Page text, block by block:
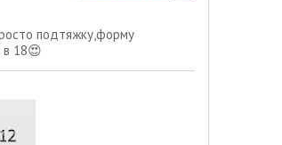
подтяжку,форму
в 18😍